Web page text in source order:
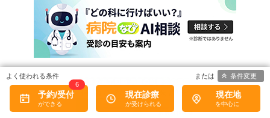
予約/受付
6
現在診療 現在地
条件変更